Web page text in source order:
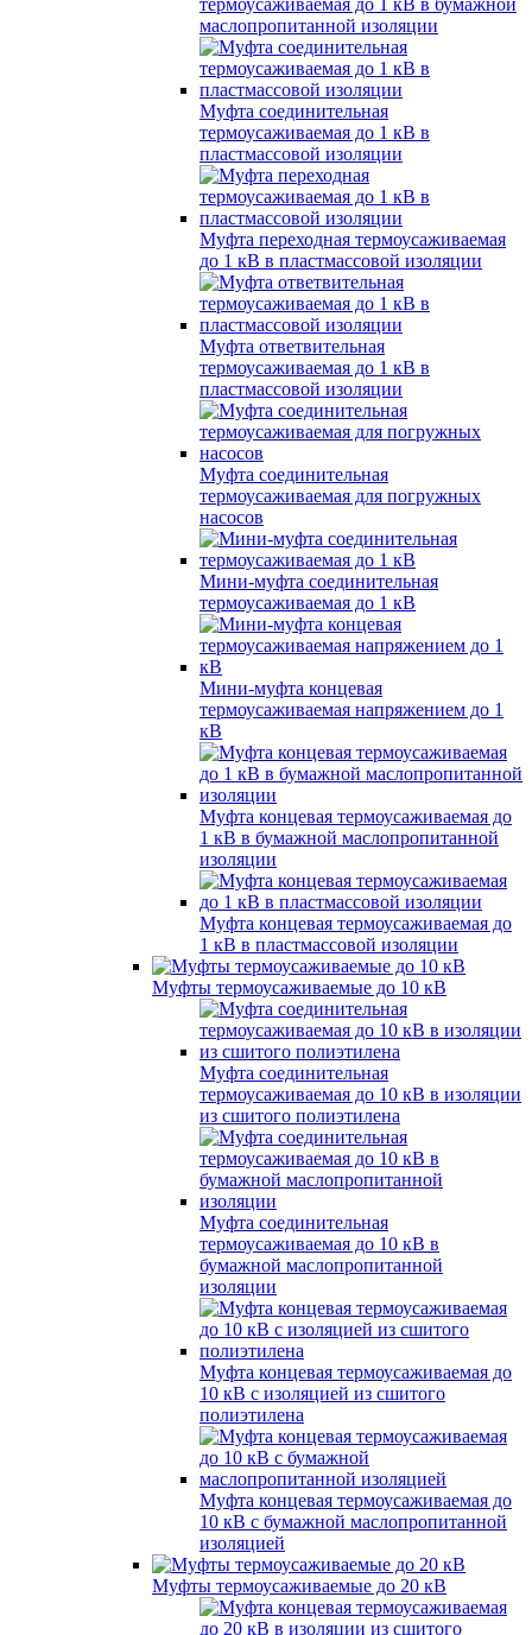
термоусаживаемая до 1 кВ в бумажной
маслопропитанной изоляции
Муфта соединительная
термоусаживаемая до 1 кВ в
пластмассовой изоляции
Муфта переходная термоусаживаемая
до 1 кВ в пластмассовой изоляции
Муфта ответвительная
термоусаживаемая до 1 кВ в
пластмассовой изоляции
Муфта соединительная
термоусаживаемая для погружных
насосов
Мини-муфта соединительная
термоусаживаемая до 1 кВ
Мини-муфта концевая
термоусаживаемая напряжением до 1
кВ
Муфта концевая термоусаживаемая до
1 кВ в бумажной маслопропитанной
изоляции
Муфта концевая термоусаживаемая до
1 кВ в пластмассовой изоляции
Муфты термоусаживаемые до 10 кВ
Муфта соединительная
термоусаживаемая до 10 кВ в изоляции
из сшитого полиэтилена
Муфта соединительная
термоусаживаемая до 10 кВ в
бумажной маслопропитанной
изоляции
Муфта концевая термоусаживаемая до
10 кВ с изоляцией из сшитого
полиэтилена
Муфта концевая термоусаживаемая до
10 кВ с бумажной маслопропитанной
изоляцией
Муфты термоусаживаемые до 20 кВ